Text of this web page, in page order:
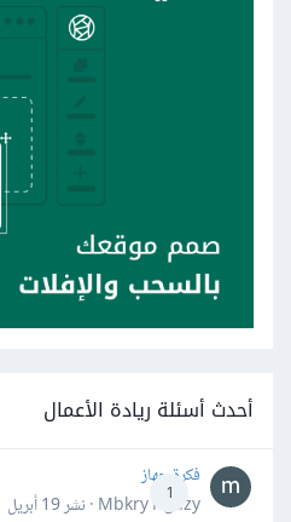
أحدث أسئلة ريادة الأعمال
1
فكرة جهاز
Mbkry Hgazy · نشر
19 أبريل